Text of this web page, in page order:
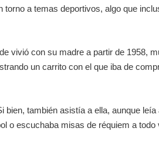
a temas deportivos, algo que
vivió con su madre a partir de 1958,
un carrito con el que iba de
también asistía a ella, aunque
o escuchaba misas de réquiem a todo